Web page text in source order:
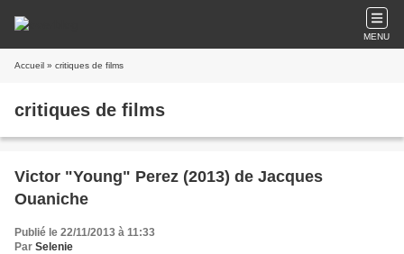
MENU
Accueil » critiques de films
critiques de films
Victor "Young" Perez (2013) de Jacques
Ouaniche
Publié le 22/11/2013 à 11:33
Par Selenie